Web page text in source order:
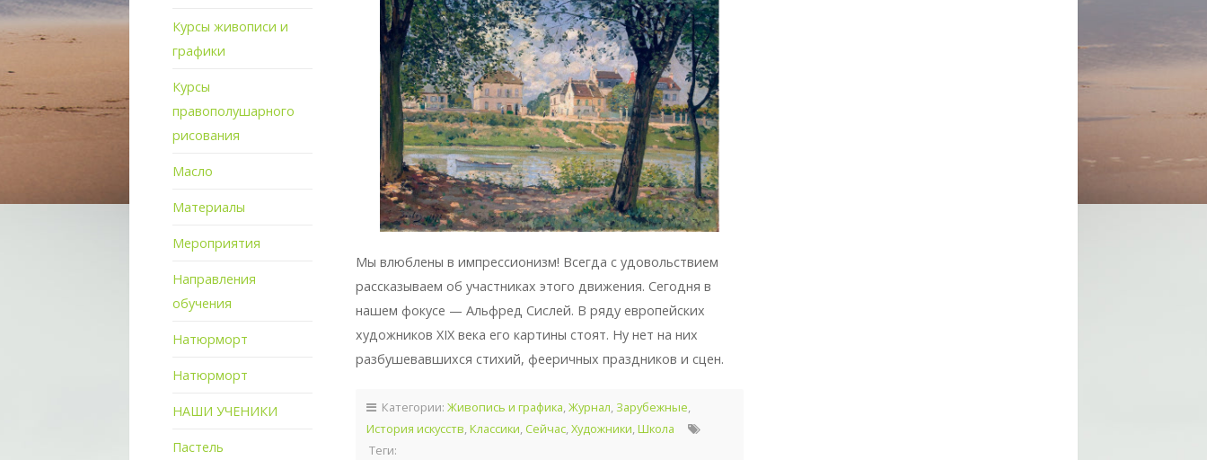
Курсы живописи и
графики
Курсы
правополушарного
рисования
Масло
Материалы
Мероприятия
Направления
обучения
Натюрморт
Натюрморт
НАШИ УЧЕНИКИ
Пастель
Мы влюблены в импрессионизм! Всегда с удовольствием
рассказываем об участниках этого движения. Сегодня в
нашем фокусе — Альфред Сислей. В ряду европейских
художников XIX века его картины стоят. Ну нет на них
разбушевавшихся стихий, фееричных праздников и сцен.
Категории: Живопись и графика,Журнал, Зарубежные,
История искусств,Классики,Сейчас,Художники,Школа
Теги: